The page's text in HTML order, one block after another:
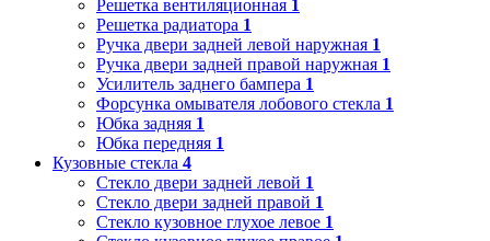
Решетка вентиляционная 1
Решетка радиатора 1
Ручка двери задней левой наружная 1
Ручка двери задней правой наружная 1
Усилитель заднего бампера 1
Форсунка омывателя лобового стекла 1
Юбка задняя 1
Юбка передняя 1
Кузовные стекла 4
Стекло двери задней левой 1
Стекло двери задней правой 1
Стекло кузовное глухое левое 1